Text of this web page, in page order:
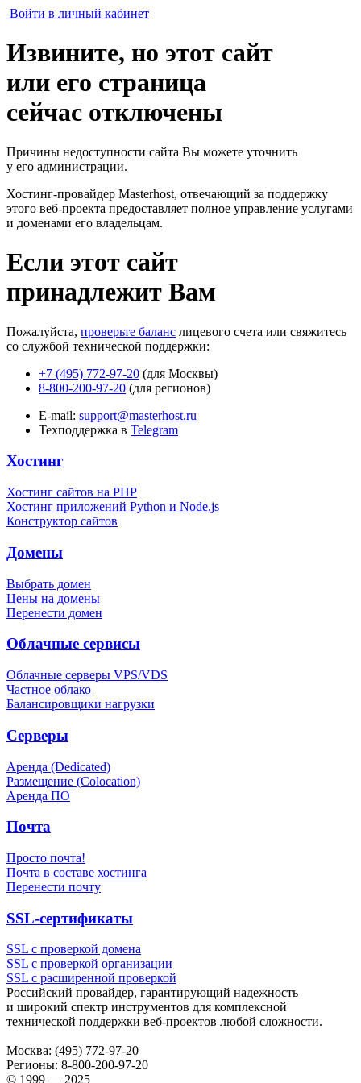
Войти в личный кабинет
Извините, но этот сайт
или его страница
сейчас отключены
Причины недоступности сайта Вы можете уточнить
у его администрации.
Хостинг-провайдер Masterhost, отвечающий за поддержку
этого веб-проекта предоставляет полное управление услугами
и доменами его владельцам.
Если этот сайт
принадлежит Вам
Пожалуйста, проверьте баланс лицевого счета или свяжитесь
со службой технической поддержки:
+7 (495) 772-97-20 (для Москвы)
8-800-200-97-20 (для регионов)
E-mail: support@masterhost.ru
Техподдержка в Telegram
Хостинг
Хостинг сайтов на PHP
Хостинг приложений Python и Node.js
Конструктор сайтов
Домены
Выбрать домен
Цены на домены
Перенести домен
Облачные сервисы
Облачные серверы VPS/VDS
Частное облако
Балансировщики нагрузки
Серверы
Аренда (Dedicated)
Размещение (Colocation)
Аренда ПО
Почта
Просто почта!
Почта в составе хостинга
Перенести почту
SSL-сертификаты
SSL с проверкой домена
SSL с проверкой организации
SSL с расширенной проверкой
Российский провайдер, гарантирующий надежность
и широкий спектр инструментов для комплексной
технической поддержки веб-проектов любой сложности.
Москва: (495) 772-97-20
Регионы: 8-800-200-97-20
© 1999 — 2025